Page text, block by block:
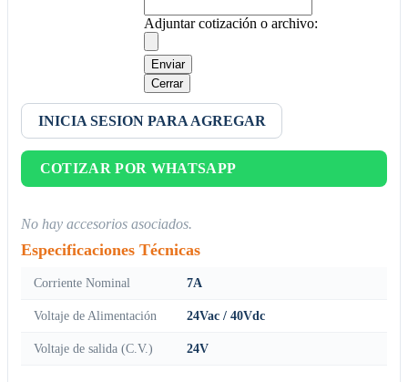
Adjuntar cotización o archivo:
Enviar
Cerrar
INICIA SESION PARA AGREGAR
COTIZAR POR WHATSAPP
No hay accesorios asociados.
Especificaciones Técnicas
Corriente Nominal 7A
Voltaje de Alimentación 24Vac / 40Vdc
Voltaje de salida (C.V.) 24V